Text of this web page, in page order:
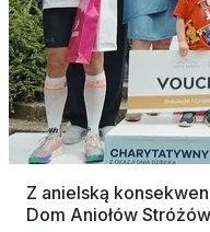
Z anielską
Dom Aniołów